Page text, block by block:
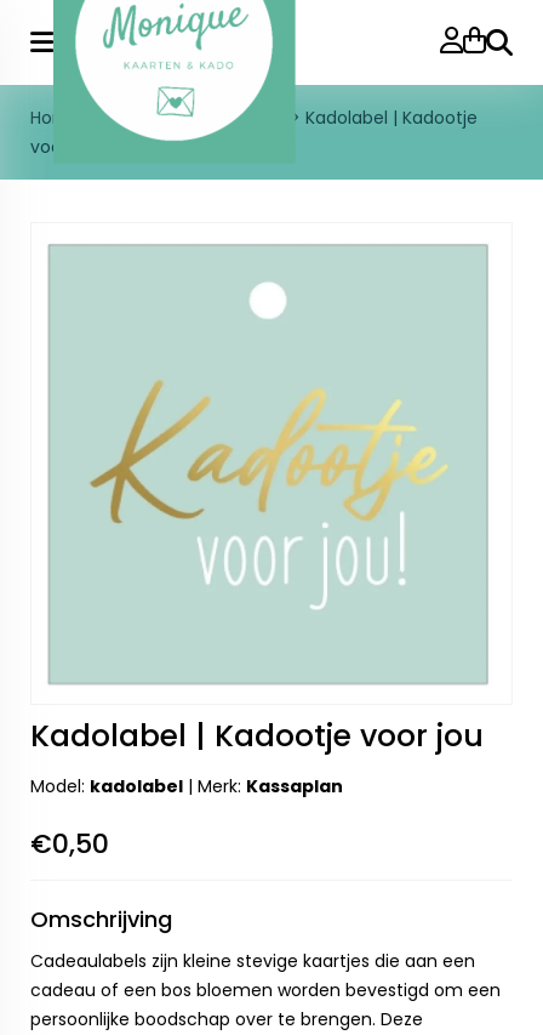
Home Inpakken> Kadolabels > Kadolabel | Kadootje
voor jou
Kadolabel | Kadootje voor jou
Model: kadolabel | Merk: Kassaplan
€0,50
Omschrijving
Cadeaulabels zijn kleine stevige kaartjes die aan een
cadeau of een bos bloemen worden bevestigd om een
persoonlijke boodschap over te brengen. Deze